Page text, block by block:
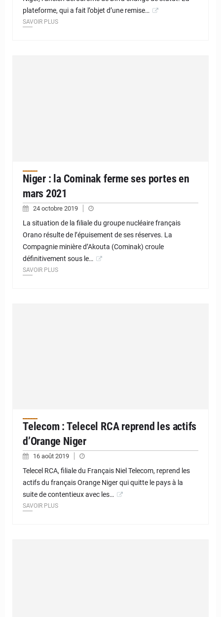
plateforme, qui a fait l’objet d’une remise…
SAVOIR PLUS
Niger : la Cominak ferme ses portes en
mars 2021
24 octobre 2019
La situation de la filiale du groupe nucléaire français
Orano résulte de l’épuisement de ses réserves. La
Compagnie minière d’Akouta (Cominak) croule
définitivement sous le…
SAVOIR PLUS
Telecom : Telecel RCA reprend les actifs
d’Orange Niger
16 août 2019
Telecel RCA, filiale du Français Niel Telecom, reprend les
actifs du français Orange Niger qui quitte le pays à la
suite de contentieux avec les…
SAVOIR PLUS